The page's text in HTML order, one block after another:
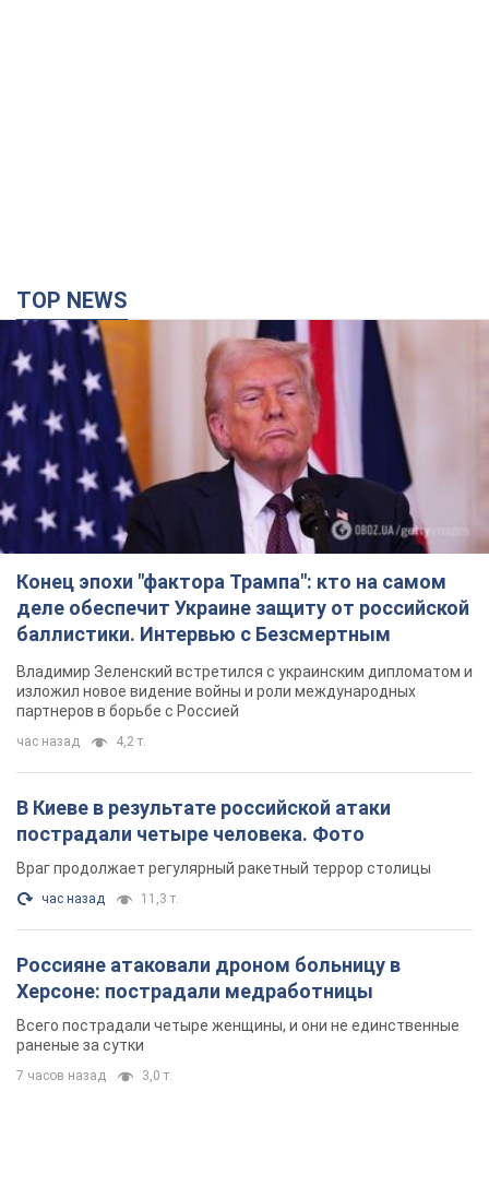
TOP NEWS
Конец эпохи "фактора Трампа": кто на самом
деле обеспечит Украине защиту от российской
баллистики. Интервью с Безсмертным
Владимир Зеленский встретился с украинским дипломатом и
изложил новое видение войны и роли международных
партнеров в борьбе с Россией
час назад 4,2 т.
В Киеве в результате российской атаки
пострадали четыре человека. Фото
Враг продолжает регулярный ракетный террор столицы
час назад 11,3 т.
Россияне атаковали дроном больницу в
Херсоне: пострадали медработницы
Всего пострадали четыре женщины, и они не единственные
раненые за сутки
7 часов назад 3,0 т.